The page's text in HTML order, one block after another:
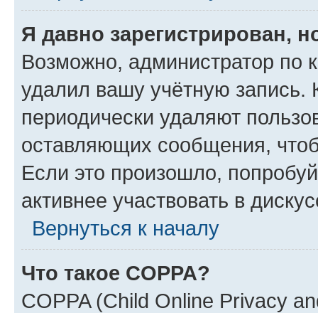
Я давно зарегистрирован,
Возможно, администратор по
удалил вашу учётную запись.
периодически удаляют
оставляющих сообщения,
Если это произошло,
активнее участвовать в
Вернуться к началу
Что такое COPPA?
COPPA (Child Online Privacy